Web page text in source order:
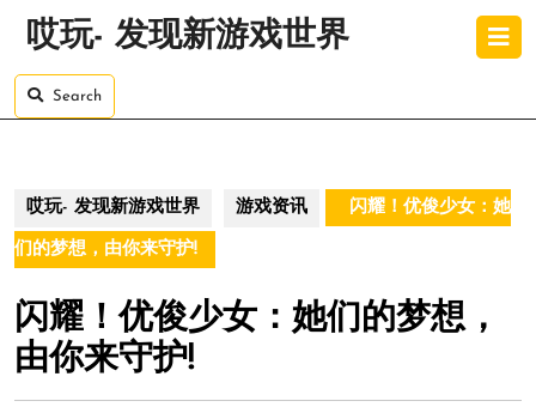
哎玩- 发现新游戏世界
Search
哎玩- 发现新游戏世界 游戏资讯 闪耀！优俊少女：她
们的梦想，由你来守护!
闪耀！优俊少女：她们的梦想，
由你来守护!